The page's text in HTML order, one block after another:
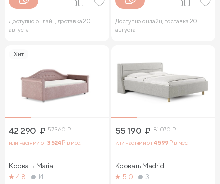
Доступно онлайн, доставка 20
августа
Доступно онлайн, доставка 20
августа
Хит
42 290 ₽ 57 360₽
или частями от3 524₽ в мес.
Кровать Maria
4.8
14
55 190 ₽ 81 070₽
или частями от4 599₽ в мес.
Кровать Madrid
5.0
3